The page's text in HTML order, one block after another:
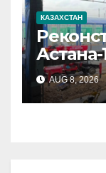
КАЗАХСТАН
стадию
AUG 8, 2026